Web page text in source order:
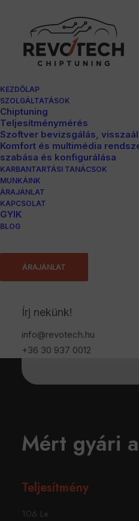
KEZDŐLAP
SZOLGÁLTATÁSOK
Chiptuning
Teljesítménymérés
Szoftver bevizsgálás,
Komfort és multimédia
szabása és konfigurálása
KARBANTARTÁSI TANÁCSOK
MUNKÁINK
ÁRAJÁNLAT
KAPCSOLAT
GYIK
BLOG
ÁRAJÁNLAT
Írj nekünk!
info@revotech.hu
+36 30 937 0012
Audi A4
Katalógus Le
115 Lóerő
Katalógus Nm
285Nm Nyomaték
Mért gyári
Teljesítmény
106 Le